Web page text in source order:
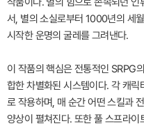
서, 별의 소실로부터 1000년의 세
시작한 운명의 굴레를 그려낸다.
이 작품의 핵심은 전통적인 SRPG
합한 차별화된 시스템이다. 각 캐
로 작용하며, 매 순간 어떤 스킬과
양상이 펼쳐진다. 또한 풀 스프라